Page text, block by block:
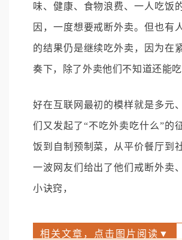
味、健康、食物浪费、一人吃饭
因，一度想要戒断外卖。但也有
的结果仍是继续吃外卖，因为在
奏下，除了外卖他们不知道还能吃
好在互联网最初的模样就是多元
们又发起了“不吃外卖吃什么”的
饭到自制预制菜，从平价餐厅到
一波网友们给出了他们戒断外卖
小诀窍，
相关文章，点击图片阅读▼